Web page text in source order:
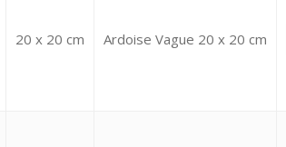
20 x 20 cm Ardoise Vague 20 x 20 cm